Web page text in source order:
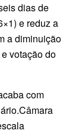
dias de
e reduz a
a diminuição
votação do
com